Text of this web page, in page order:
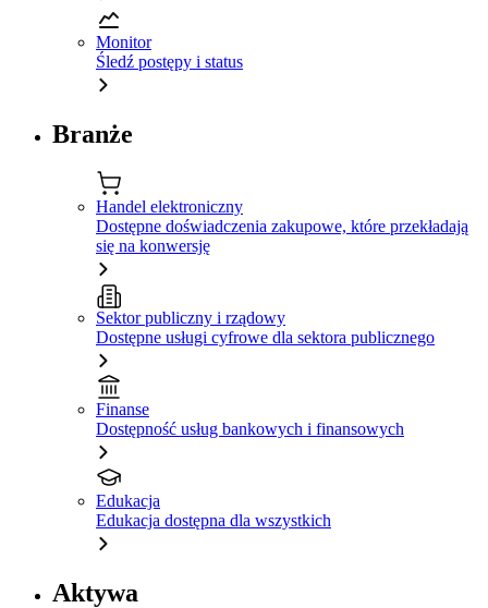
Monitor
Śledź postępy i status
Branże
Handel elektroniczny
Dostępne doświadczenia zakupowe, które przekładają
się na konwersję
Sektor publiczny i rządowy
Dostępne usługi cyfrowe dla sektora publicznego
Finanse
Dostępność usług bankowych i finansowych
Edukacja
Edukacja dostępna dla wszystkich
Aktywa